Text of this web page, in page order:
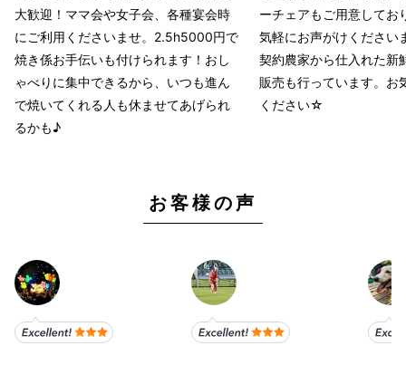
大歓迎！ママ会や女子会、各種宴会時
にご利用くださいませ。2.5h5000円で
焼き係お手伝いも付けられます！おし
ゃべりに集中できるから、いつも進ん
で焼いてくれる人も休ませてあげられ
るかも♪
ーチェアもご用意してお
気軽にお声がけください
契約農家から仕入れた新
販売も行っています。お
ください☆
お客様の声